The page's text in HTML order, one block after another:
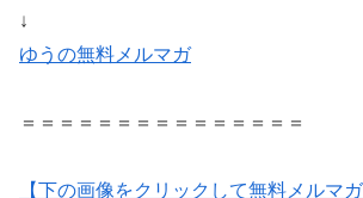
↓
ゆうの無料メルマガ
＝＝＝＝＝＝＝＝＝＝＝＝＝＝＝
【下の画像をクリックして無料メルマガ